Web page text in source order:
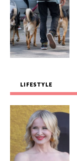
LIFESTYLE